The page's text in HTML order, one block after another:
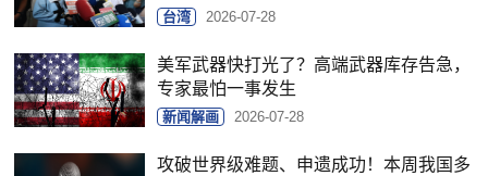
台湾 2026-07-28
美军武器快打光了？高端武器库存告急，
专家最怕一事发生
新闻解画 2026-07-28
攻破世界级难题、申遗成功！本周我国多